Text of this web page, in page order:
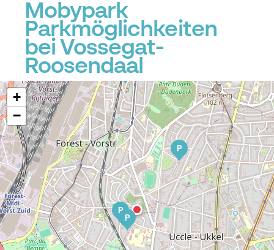
Mobypark
Parkmöglichkeiten
bei Vossegat-
Roosendaal
P
P
P
P
P
P
+
−